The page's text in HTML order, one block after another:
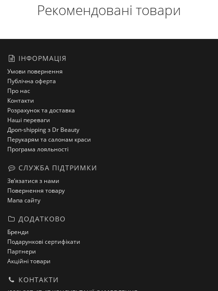
Рекомендовані товари
ІНФОРМАЦІЯ
Умови повернення
Публічна оферта
Про нас
Контакти
Розрахунок та доставка
Наші переваги
Дроп-shipping з Dr Beauty
Перукарям та салонам краси
Програма лояльності
СЛУЖБА ПІДТРИМКИ
Зв’язатися з нами
Повернення товару
Мапа сайту
ДОДАТКОВО
Бренди
Подарункові сертифікати
Партнери
Акційні товари
КОНТАКТИ